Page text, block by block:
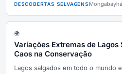
DESCOBERTAS SELVAGENS Mongabay
🌍
Variações Extremas de Lagos
Caos na Conservação
Lagos salgados em todo o mundo